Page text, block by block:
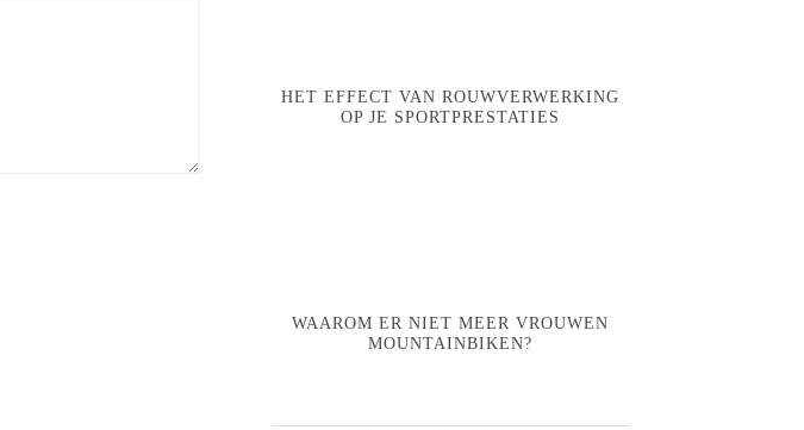
HET EFFECT VAN ROUWVERWERKING
OP JE SPORTPRESTATIES
WAAROM ER NIET MEER VROUWEN
MOUNTAINBIKEN?